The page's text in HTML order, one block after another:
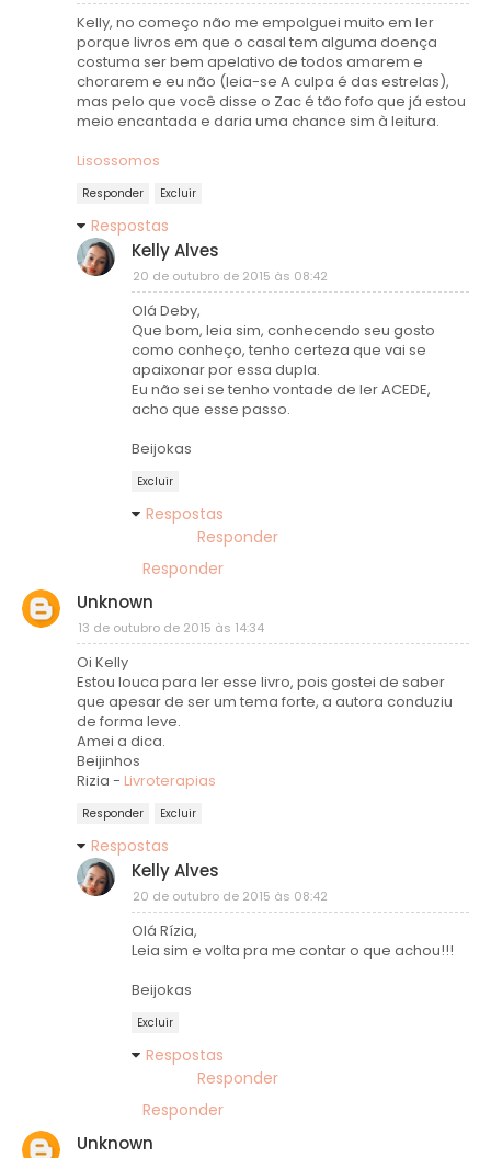
Kelly, no começo não me empolguei muito em ler
porque livros em que o casal tem alguma doença
costuma ser bem apelativo de todos amarem e
chorarem e eu não (leia-se A culpa é das estrelas),
mas pelo que você disse o Zac é tão fofo que já estou
meio encantada e daria uma chance sim à leitura.
Lisossomos
Responder Excluir
Respostas
Kelly Alves
20 de outubro de 2015 às 08:42
Olá Deby,
Que bom, leia sim, conhecendo seu gosto
como conheço, tenho certeza que vai se
apaixonar por essa dupla.
Eu não sei se tenho vontade de ler ACEDE,
acho que esse passo.
Beijokas
Excluir
Respostas
Responder
Responder
Unknown
13 de outubro de 2015 às 14:34
Oi Kelly
Estou louca para ler esse livro, pois gostei de saber
que apesar de ser um tema forte, a autora conduziu
de forma leve.
Amei a dica.
Beijinhos
Rizia - Livroterapias
Responder Excluir
Respostas
Kelly Alves
20 de outubro de 2015 às 08:42
Olá Rízia,
Leia sim e volta pra me contar o que achou!!!
Beijokas
Excluir
Respostas
Responder
Responder
Unknown